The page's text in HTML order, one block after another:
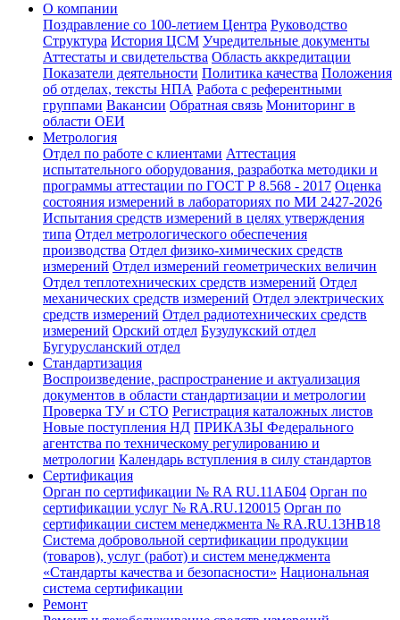
О компании
Поздравление со 100-летием Центра Руководство
Структура История ЦСМ Учредительные документы
Аттестаты и свидетельства Область аккредитации
Показатели деятельности Политика качества Положения
об отделах, тексты НПА Работа с референтными
группами Вакансии Обратная связь Мониторинг в
области ОЕИ
Метрология
Отдел по работе с клиентами Аттестация
испытательного оборудования, разработка методики и
программы аттестации по ГОСТ Р 8.568 - 2017 Оценка
состояния измерений в лабораториях по МИ 2427-2026
Испытания средств измерений в целях утверждения
типа Отдел метрологического обеспечения
производства Отдел физико-химических средств
измерений Отдел измерений геометрических величин
Отдел теплотехнических средств измерений Отдел
механических средств измерений Отдел электрических
средств измерений Отдел радиотехнических средств
измерений Орский отдел Бузулукский отдел
Бугурусланский отдел
Стандартизация
Воспроизведение, распространение и актуализация
документов в области стандартизации и метрологии
Проверка ТУ и СТО Регистрация каталожных листов
Новые поступления НД ПРИКАЗЫ Федерального
агентства по техническому регулированию и
метрологии Календарь вступления в силу стандартов
Сертификация
Орган по сертификации № RA RU.11АБ04 Орган по
сертификации услуг № RA.RU.120015 Орган по
сертификации систем менеджмента № RA.RU.13HB18
Система добровольной сертификации продукции
(товаров), услуг (работ) и систем менеджмента
«Стандарты качества и безопасности» Национальная
система сертификации
Ремонт